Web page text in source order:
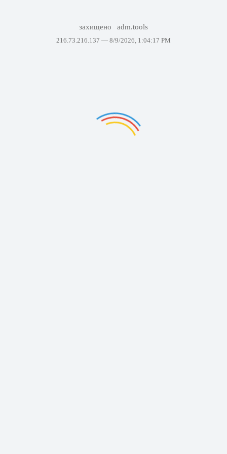
захищено adm.tools
216.73.216.137 — 8/9/2026, 1:04:17 PM